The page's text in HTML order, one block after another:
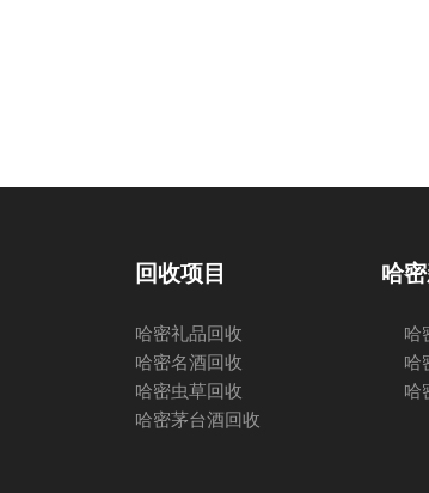
回收项目
哈密礼品回收
哈密名酒回收
哈密虫草回收
哈密茅台酒回收
哈
哈
哈
哈